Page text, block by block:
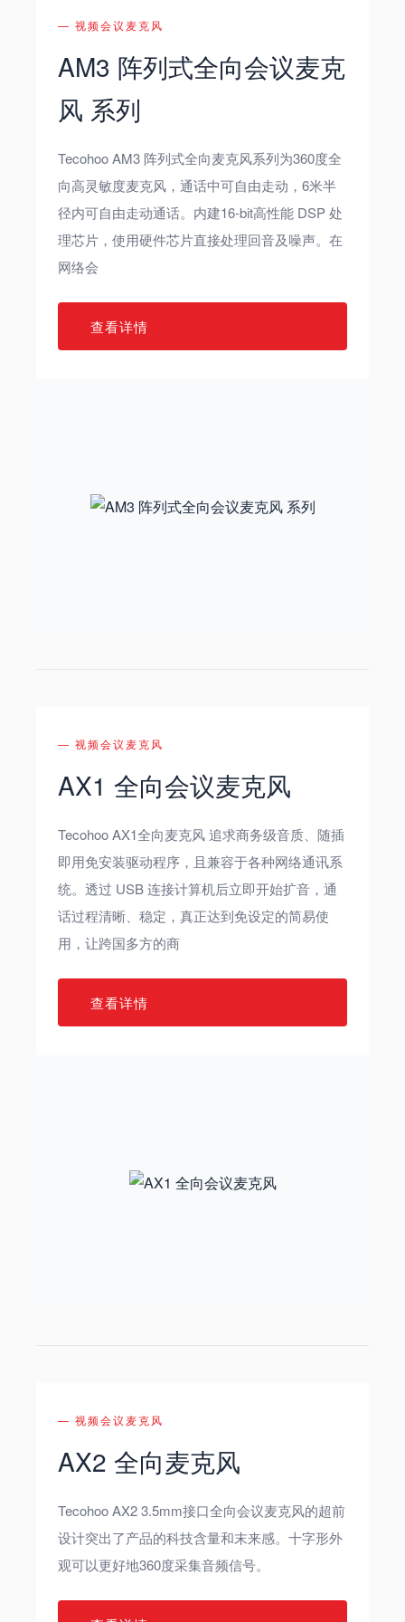
— 视频会议麦克风
AM3 阵列式全向会议麦克
风 系列
Tecohoo AM3 阵列式全向麦克风系列为360度全
向高灵敏度麦克风，通话中可自由走动，6米半
径内可自由走动通话。内建16-bit高性能 DSP 处
理芯片，使用硬件芯片直接处理回音及噪声。在
网络会
查看详情
— 视频会议麦克风
AX1 全向会议麦克风
Tecohoo AX1全向麦克风 追求商务级音质、随插
即用免安装驱动程序，且兼容于各种网络通讯系
统。透过 USB 连接计算机后立即开始扩音，通
话过程清晰、稳定，真正达到免设定的简易使
用，让跨国多方的商
查看详情
— 视频会议麦克风
AX2 全向麦克风
Tecohoo AX2 3.5mm接口全向会议麦克风的超前
设计突出了产品的科技含量和末来感。十字形外
观可以更好地360度采集音频信号。